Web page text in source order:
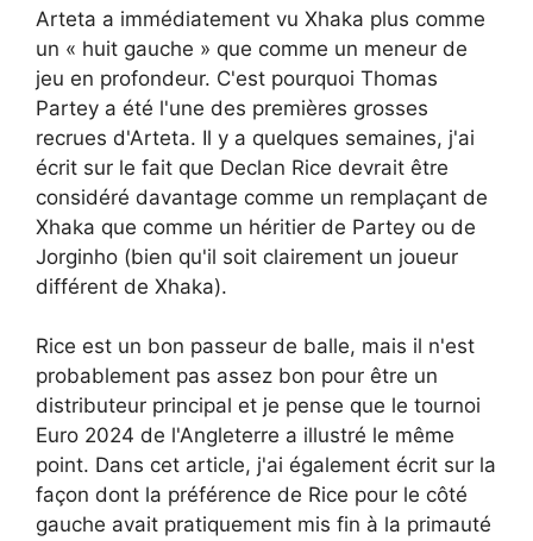
Arteta a immédiatement vu Xhaka plus comme
un « huit gauche » que comme un meneur de
jeu en profondeur. C'est pourquoi Thomas
Partey a été l'une des premières grosses
recrues d'Arteta. Il y a quelques semaines, j'ai
écrit sur le fait que Declan Rice devrait être
considéré davantage comme un remplaçant de
Xhaka que comme un héritier de Partey ou de
Jorginho (bien qu'il soit clairement un joueur
différent de Xhaka).
Rice est un bon passeur de balle, mais il n'est
probablement pas assez bon pour être un
distributeur principal et je pense que le tournoi
Euro 2024 de l'Angleterre a illustré le même
point. Dans cet article, j'ai également écrit sur la
façon dont la préférence de Rice pour le côté
gauche avait pratiquement mis fin à la primauté